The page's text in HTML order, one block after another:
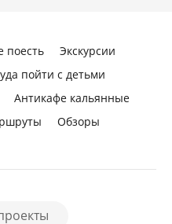
поесть
Экскурсии
пойти с детьми
Антикафе кальянные
Обзоры